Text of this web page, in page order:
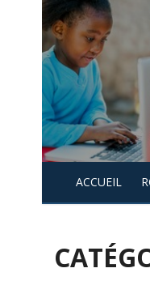
Skip
to
content
ACCUEIL